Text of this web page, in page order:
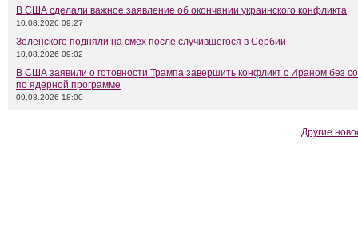
В США сделали важное заявление об окончании украинского конфликта
10.08.2026 09:27
Зеленского подняли на смех после случившегося в Сербии
10.08.2026 09:02
В США заявили о готовности Трампа завершить конфликт с Ираном без
по ядерной программе
09.08.2026 18:00
Другие